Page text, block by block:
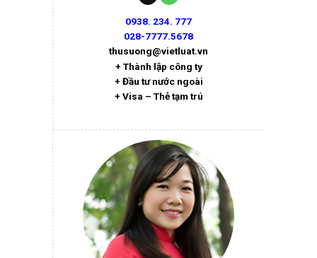
0938. 234. 777
028-7777.5678
thusuong@vietluat.vn
+ Thành lập công ty
+ Đầu tư nước ngoài
+ Visa – Thẻ tạm trú